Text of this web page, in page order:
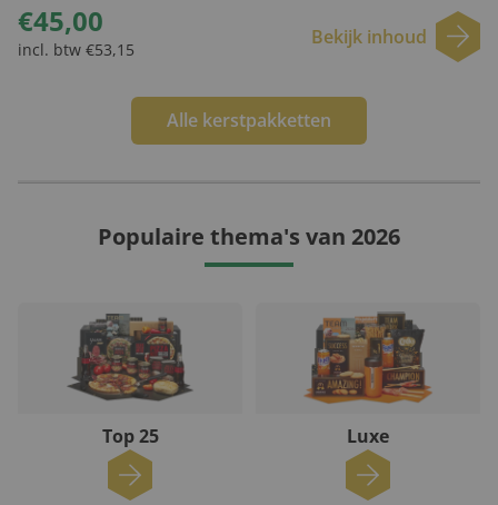
€45,00
incl. btw €53,15
Bekijk inhoud
Alle kerstpakketten
Populaire thema's van 2026
Top 25 Luxe